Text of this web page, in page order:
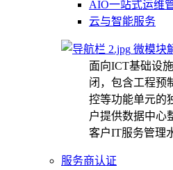
AIO一站式运维
云与智能服务
微模块
面向ICT基础设
闭，包含工程预
控等功能单元的
户提供数据中心
客户IT服务管理
服务商认证